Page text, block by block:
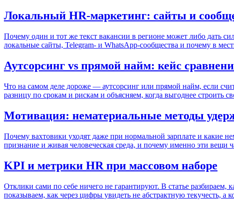
Локальный HR-маркетинг: сайты и
Почему один и тот же текст вакансии в регионе может либо дать
локальные сайты, Telegram- и WhatsApp-сообщества и почему в
Аутсорсинг vs прямой найм: кейс
Что на самом деле дороже — аутсорсинг или прямой найм, если
разницу по срокам и рискам и объясняем, когда выгоднее строить
Мотивация: нематериальные методы
Почему вахтовики уходят даже при нормальной зарплате и какие
признание и живая человеческая среда, и почему именно эти вещи
KPI и метрики HR при массовом наборе
Отклики сами по себе ничего не гарантируют. В статье
показываем, как через цифры увидеть не абстрактную текучесть, а